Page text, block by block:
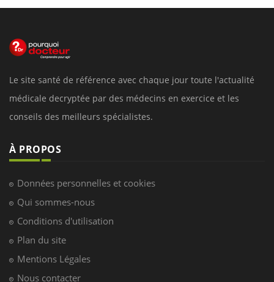
Le site santé de référence avec chaque jour toute l'actualité
médicale decryptée par des médecins en exercice et les
conseils des meilleurs spécialistes.
À PROPOS
Données personnelles et cookies
Qui sommes-nous
Conditions d'utilisation
Plan du site
Mentions Légales
Nous contacter